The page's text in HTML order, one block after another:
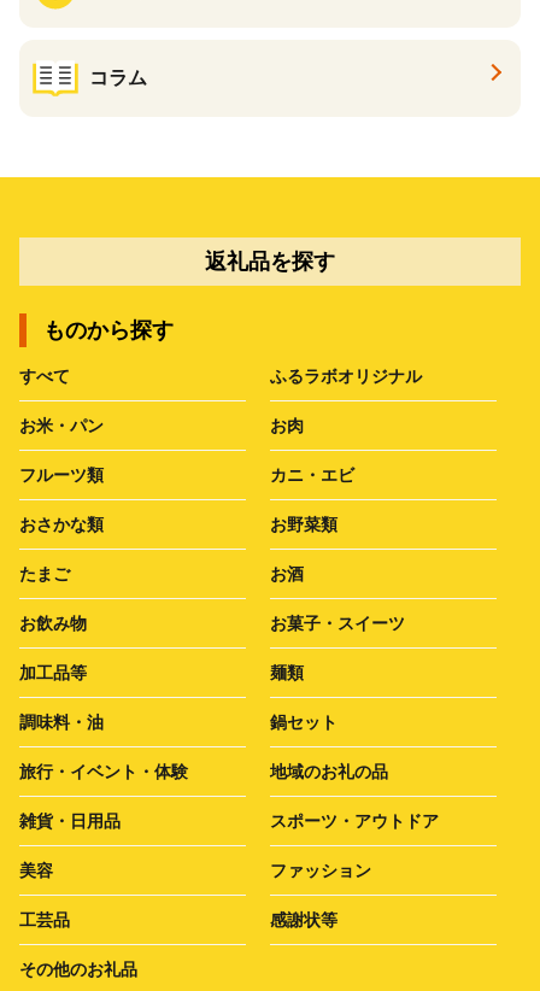
コラム
返礼品を探す
ものから探す
すべて ふるラボオリジナル
お米・パン お肉
フルーツ類 カニ・エビ
おさかな類 お野菜類
たまご お酒
お飲み物 お菓子・スイーツ
加工品等 麺類
調味料・油 鍋セット
旅行・イベント・体験 地域のお礼の品
雑貨・日用品 スポーツ・アウトドア
美容 ファッション
工芸品 感謝状等
その他のお礼品